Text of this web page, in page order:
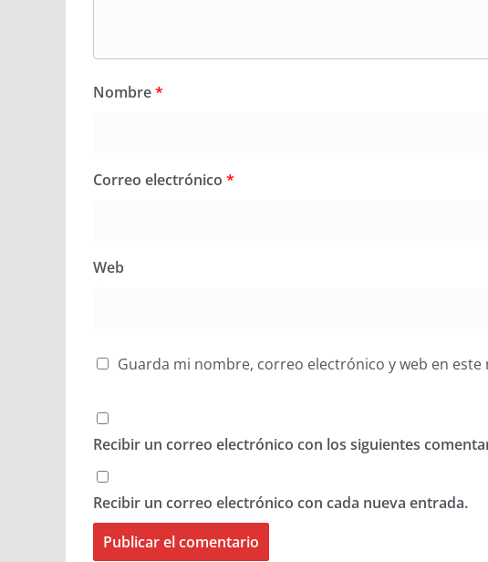
Nombre*
Correo electrónico *
Web
Guarda mi nombre, correo electrónico y web en
Recibir un correo electrónico con los siguientes
Recibir un correo electrónico con cada nueva entrada.